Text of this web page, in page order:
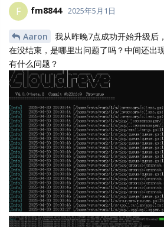
F fm8844 2025年5月1日
Aaron
我从昨晚7点成功开始升级后
在没结束，是哪里出问题了吗？中间还出
有什么问题？